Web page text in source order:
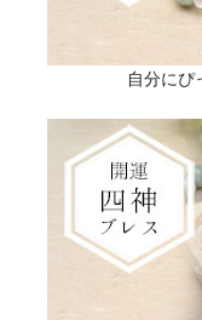
自分にぴ